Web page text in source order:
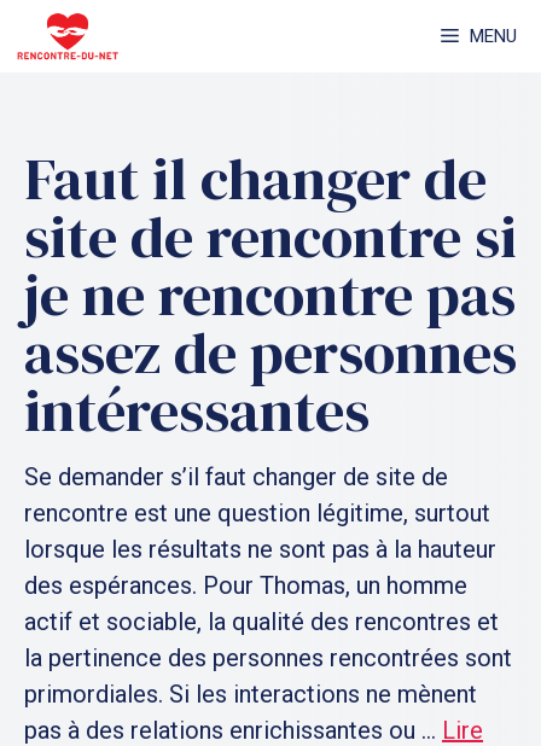
au
MENU
Faut il changer de
site de rencontre si
je ne rencontre pas
assez de personnes
intéressantes
Se demander s’il faut changer de site de
rencontre est une question légitime, surtout
lorsque les résultats ne sont pas à la hauteur
des espérances. Pour Thomas, un homme
actif et sociable, la qualité des rencontres et
la pertinence des personnes rencontrées sont
primordiales. Si les interactions ne mènent
pas à des relations enrichissantes ou ... Lire